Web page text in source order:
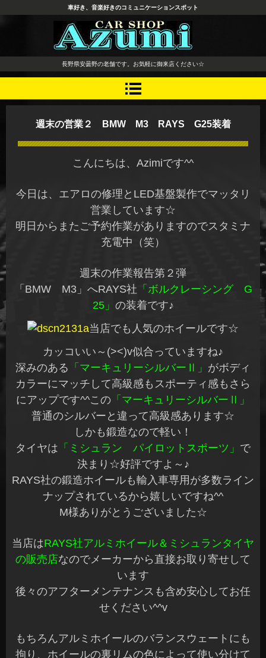
長野県 安曇野市 タイヤ ホ
イール デッドニング カーオ
ーディオ レカロシート
車好き、音楽好きのコミュニケーションスポット
長野県安曇野の老舗です。お気軽に御来店ください☆
週末の営業２ BMW M3 RAYS G25装着
こんにちは、Azimiです^^
今日は、エアロの修理とLED基盤製作でマッタリ
営業しています☆
明日からまたご予約作業がありますのでスタミナ
充電中（笑）
週末の作業報告第２弾
「BMW M3」へRAYS社 「ボルクレーシング G
25」 の装着です♪
当店でも人気のホイールです☆
カッコいい～(><)v似合っていますね♪
深みのある 「マーキュリーシルバーⅡ」 がボディ
カラーにマッチして高級感もスポーティ感もさら
にアップです^^この 「マーキュリーシルバーⅡ」
普通のシルバーと違って高級感あります☆
しかも鍛造なので軽い！
タイヤは 「ミシュラン パイロットスポーツ」 で
決まり☆好評ですよ～♪
RAYS社の鍛造ホイールも輸入車専用が多数ライン
ナップされているから嬉しいですね^^
M様ありがとうございました☆
当店はRAYS社アルミホイール＆ミシュランタイヤ
の販売店なのでメーカーから直接お取り寄せして
います
後々のアフターメンテナンスも含め安心してお任
せください^^v
もちろんアルミホイールのバランスウェートにも
拘り、ホイールの裏リムの色によって使い分けて